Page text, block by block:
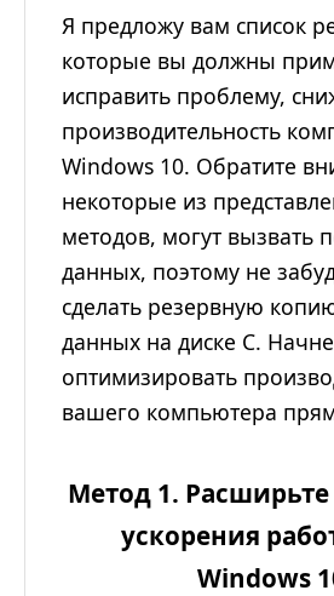
Я предложу вам список
которые вы должны
исправить проблему,
производительность
Windows 10. Обратите
некоторые из
методов, могут вызвать
данных, поэтому не
сделать резервную
данных на диске C.
оптимизировать
вашего компьютера
Метод 1. Расширьте
ускорения
Windows